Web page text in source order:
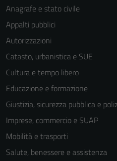
Anagrafe e stato civile
Appalti pubblici
Autorizzazioni
Catasto, urbanistica e SUE
Cultura e tempo libero
Educazione e formazione
Giustizia, sicurezza pubblica e
Imprese, commercio e SUAP
Mobilità e trasporti
Salute, benessere e assistenza